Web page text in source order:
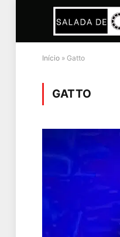
Início » Gatto
GATTO